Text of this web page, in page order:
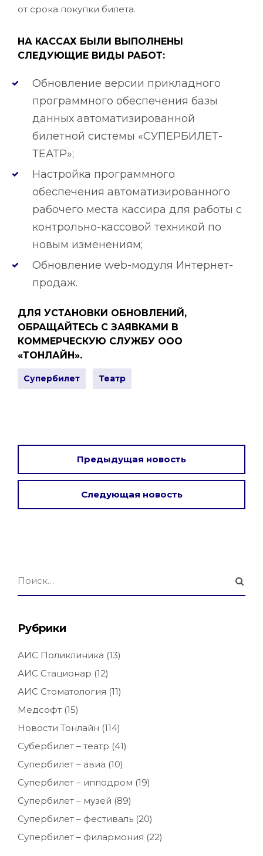
от срока покупки билета.
НА КАССАХ БЫЛИ ВЫПОЛНЕНЫ
СЛЕДУЮЩИЕ ВИДЫ РАБОТ:
Обновление версии прикладного
программного обеспечения базы
данных автоматизированной
билетной системы «СУПЕРБИЛЕТ-
ТЕАТР»;
Настройка программного
обеспечения автоматизированного
рабочего места кассира для работы с
контрольно-кассовой техникой по
новым изменениям;
Обновление web-модуля Интернет-
продаж.
ДЛЯ УСТАНОВКИ ОБНОВЛЕНИЙ,
ОБРАЩАЙТЕСЬ С ЗАЯВКАМИ В
КОММЕРЧЕСКУЮ СЛУЖБУ ООО
«ТОНЛАЙН».
Супербилет Театр
Предыдущая новость
Следующая новость
Рубрики
АИС Поликлиника (13)
АИС Стационар (12)
АИС Стоматология (11)
Медсофт (15)
Новости Тонлайн (114)
Субербилет – театр (41)
Супербилет – авиа (10)
Супербилет – ипподром (19)
Супербилет – музей (89)
Супербилет – фестиваль (20)
Супербилет – филармония (22)